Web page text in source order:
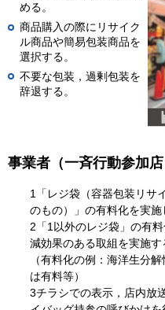
める。
商品購入の際にリサイク
ル商品や簡易包装商品を
選択する。
不要な包装，過剰包装を
辞退する。
事業者（一斉行動参加
1「レジ袋（容器包装リサ
のもの）」の有料化を実施
2「1以外のレジ袋」の有
減効果のある取組を実施す
（有料化の例：海洋生分
は有料等）
3チラシでの表示，店内放